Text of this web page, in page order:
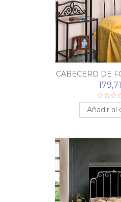
CABECERO DE
Añadir al